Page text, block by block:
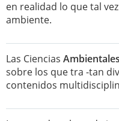
en realidad lo que tal
ambiente.
Las Ciencias Ambientales
sobre los que tra -tan
contenidos